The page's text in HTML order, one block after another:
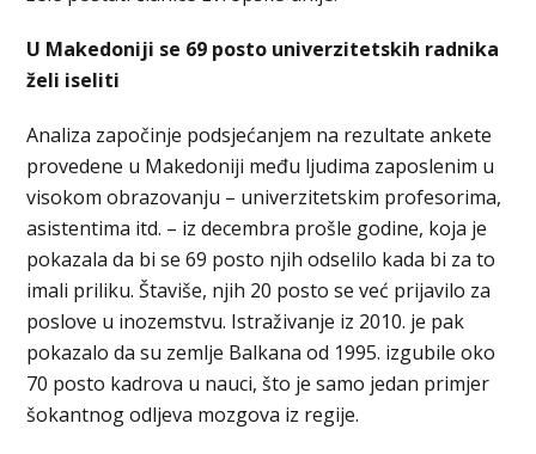
U Makedoniji se 69 posto univerzitetskih radnika
želi iseliti
Analiza započinje podsjećanjem na rezultate ankete
provedene u Makedoniji među ljudima zaposlenim u
visokom obrazovanju – univerzitetskim profesorima,
asistentima itd. – iz decembra prošle godine, koja je
pokazala da bi se 69 posto njih odselilo kada bi za to
imali priliku. Štaviše, njih 20 posto se već prijavilo za
poslove u inozemstvu. Istraživanje iz 2010. je pak
pokazalo da su zemlje Balkana od 1995. izgubile oko
70 posto kadrova u nauci, što je samo jedan primjer
šokantnog odljeva mozgova iz regije.